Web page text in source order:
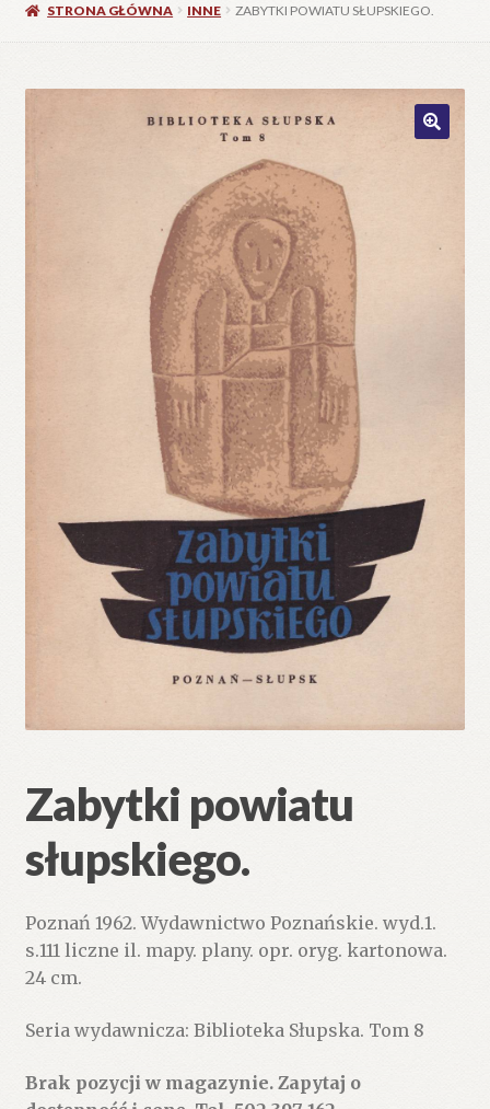
STRONA GŁÓWNA INNE ZABYTKI POWIATU SŁUPSKIEGO.
Zabytki powiatu
słupskiego.
Poznań 1962. Wydawnictwo Poznańskie. wyd.1.
s.111 liczne il. mapy. plany. opr. oryg. kartonowa.
24 cm.
Seria wydawnicza: Biblioteka Słupska. Tom 8
Brak pozycji w magazynie. Zapytaj o